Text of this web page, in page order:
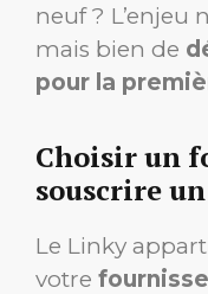
neuf ? L’enjeu
mais bien de
pour la
Choisir un
souscrire
Le Linky
votre